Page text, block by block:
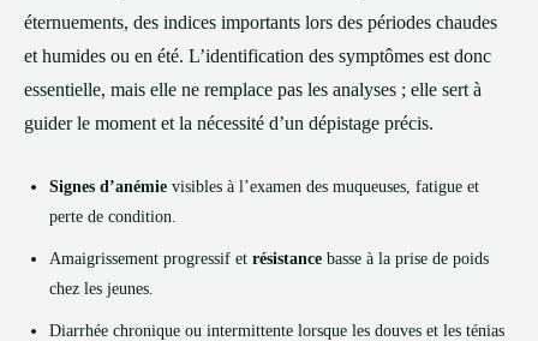
éternuements, des indices importants lors des périodes chaudes
et humides ou en été. L’identification des symptômes est donc
essentielle, mais elle ne remplace pas les analyses ; elle sert à
guider le moment et la nécessité d’un dépistage précis.
Signes d’anémie visibles à l’examen des muqueuses, fatigue et
perte de condition.
Amaigrissement progressif et résistance basse à la prise de poids
chez les jeunes.
Diarrhée chronique ou intermittente lorsque les douves et les ténias